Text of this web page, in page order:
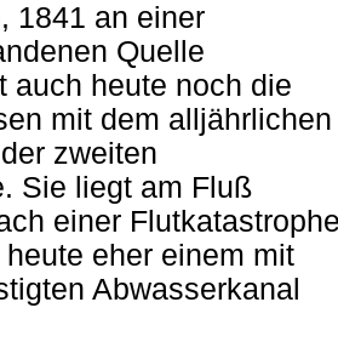
1841 an einer
Quelle
auch heute noch die
mit dem alljährlichen
zweiten
Sie liegt am Fluß
einer
eher einem mit
Abwasserkanal